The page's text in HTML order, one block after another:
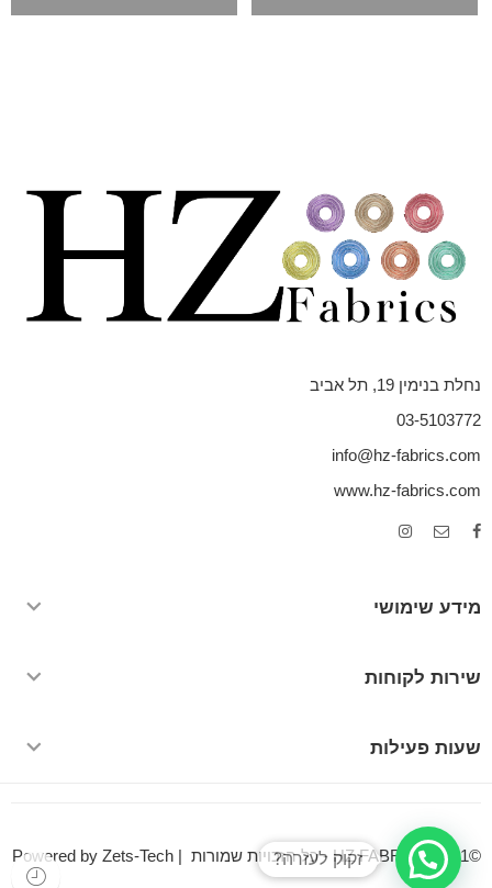
נחלת בנימין 19, תל אביב
03-5103772
info@hz-fabrics.com
www.hz-fabrics.com
מידע שימושי
שירות לקוחות
שעות פעילות
©HZ FABRICS 2021 - כל הזכויות שמורות | Powered by Zets-Tech זקוק לעזרה?